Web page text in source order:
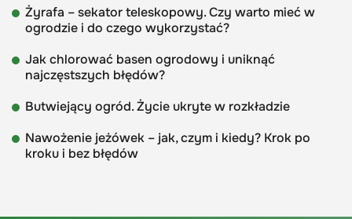
Żyrafa – sekator teleskopowy. Czy warto mieć w
ogrodzie i do czego wykorzystać?
Jak chlorować basen ogrodowy i uniknąć
najczęstszych błędów?
Butwiejący ogród. Życie ukryte w rozkładzie
Nawożenie jeżówek – jak, czym i kiedy? Krok po
kroku i bez błędów